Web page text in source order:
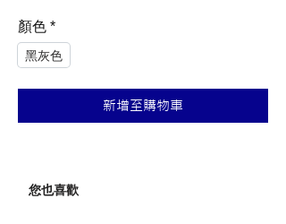
顏色 *
黑灰色
新增至購物車
您也喜歡